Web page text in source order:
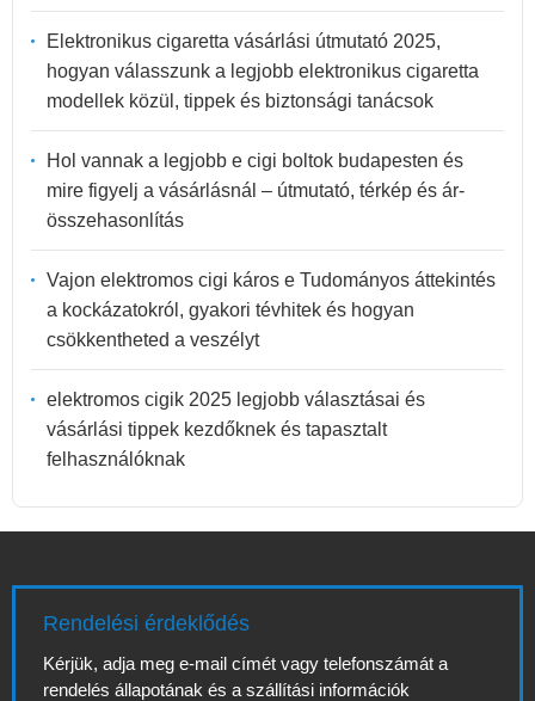
Elektronikus cigaretta vásárlási útmutató 2025,
hogyan válasszunk a legjobb elektronikus cigaretta
modellek közül, tippek és biztonsági tanácsok
Hol vannak a legjobb e cigi boltok budapesten és
mire figyelj a vásárlásnál – útmutató, térkép és ár-
összehasonlítás
Vajon elektromos cigi káros e Tudományos áttekintés
a kockázatokról, gyakori tévhitek és hogyan
csökkentheted a veszélyt
elektromos cigik 2025 legjobb választásai és
vásárlási tippek kezdőknek és tapasztalt
felhasználóknak
Rendelési érdeklődés
Kérjük, adja meg e-mail címét vagy telefonszámát a
rendelés állapotának és a szállítási információk